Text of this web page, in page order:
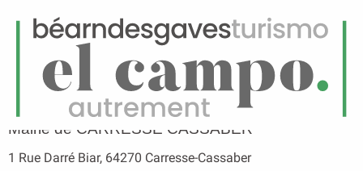
Menú
Página principal Mairie de CARRESSE CASSABER
Mairie de CARRESSE CASSABER
1 Rue Darré Biar, 64270 Carresse-Cassaber